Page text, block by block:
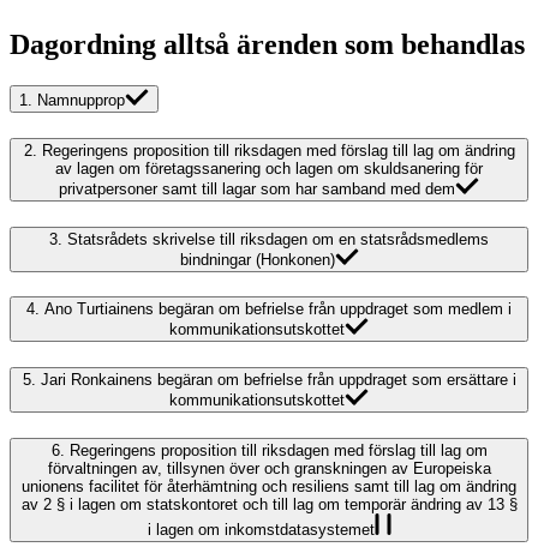
Dagordning alltså ärenden som behandlas
1. Namnupprop
2. Regeringens proposition till riksdagen med förslag till lag om ändring
av lagen om företagssanering och lagen om skuldsanering för
privatpersoner samt till lagar som har samband med dem
3. Statsrådets skrivelse till riksdagen om en statsrådsmedlems
bindningar (Honkonen)
4. Ano Turtiainens begäran om befrielse från uppdraget som medlem i
kommunikationsutskottet
5. Jari Ronkainens begäran om befrielse från uppdraget som ersättare i
kommunikationsutskottet
6.
Regeringens proposition till riksdagen med förslag till lag om
förvaltningen av, tillsynen över och granskningen av Europeiska
unionens facilitet för återhämtning och resiliens samt till lag om ändring
av 2 § i lagen om statskontoret och till lag om temporär ändring av 13 §
i lagen om inkomstdatasystemet